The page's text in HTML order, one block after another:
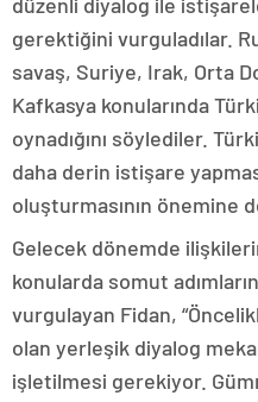
gerektiğini vurguladılar.
savaş, Suriye, Irak, Orta
Kafkasya konularında
oynadığını söylediler.
daha derin istişare
oluşturmasının önemine
Gelecek dönemde
konularda somut
vurgulayan Fidan,
olan yerleşik diyalog
işletilmesi gerekiyor.